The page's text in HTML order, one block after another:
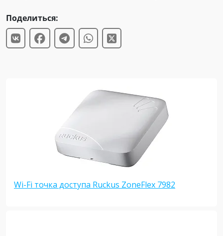
Поделиться:
Wi-Fi точка доступа Ruckus ZoneFlex 7982